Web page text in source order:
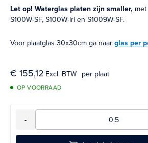
Let op! Waterglas platen zijn smaller,
S100W-SF, S100W-iri en S1009W-SF.
Voor plaatglas 30x30cm ga naar glas per
OP VOORRAAD
€ 155,12 per plaat
Aantal
-